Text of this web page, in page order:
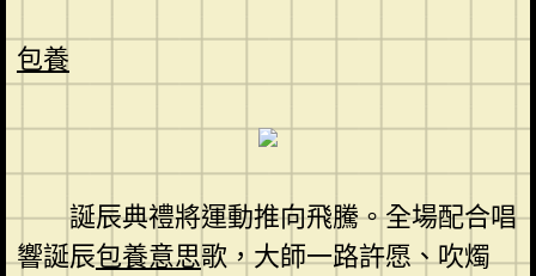
包養
誕辰典禮將運動推向飛騰。全場配合唱
響誕辰包養意思歌，大師一路許愿、吹燭